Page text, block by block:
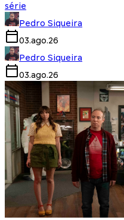
série
Pedro Siqueira
03.ago.26
Pedro Siqueira
03.ago.26